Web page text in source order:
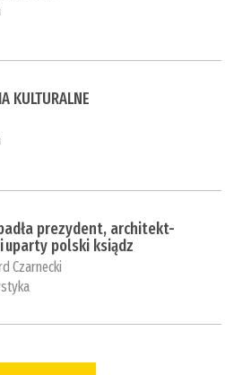
KULTURALNE
prezydent, architekt-
uparty polski ksiądz
Czarnecki